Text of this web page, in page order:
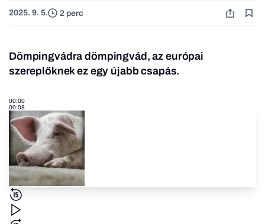
2025. 9. 5. 2 perc
Dömpingvádra dömpingvád, az európai
szereplőknek ez egy újabb csapás.
00:00
00:08